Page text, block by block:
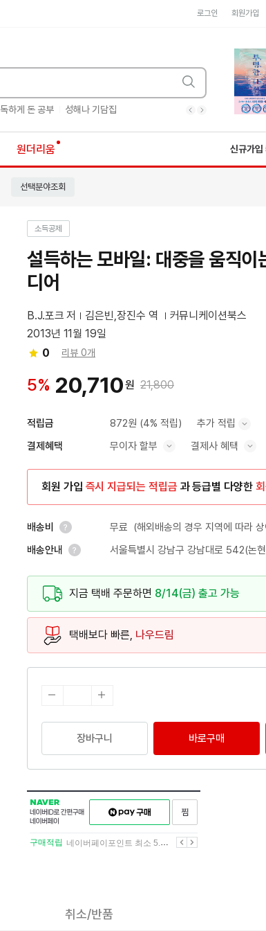
로그인 회원가입
독하게 돈 공부 성해나 기담집 히가시노게이고 추모
원더리움 신규가
선택분야조회
소득공제
설득하는 모바일: 대중을 움직이
디어
B.J.포크 저 김은빈,장진수 역
커뮤니케이션북스
2013년 11월 19일
0
리뷰 0개
5% 20,710원 21,800
적립금 872원 (4% 적립) 추가 적립
결제혜택 무이자 할부 결제사 혜택
회원 가입 즉시 지급되는 적립금 과 등급별 다양한
배송비 무료 (해외배송의 경우 지역에 따라
배송안내
서울특별시 강남구 강남대로 542(논
지금 택배 주문하면 8/14(금) 출고 가능
택배보다 빠른, 나우드림
장바구니 바로구매
NAVER
네이버
ID로
간편구매
네이버페이
구매하기
이전
구매적립 네이버페이포인트 최소 5.5% 적립 다음
취소/반품